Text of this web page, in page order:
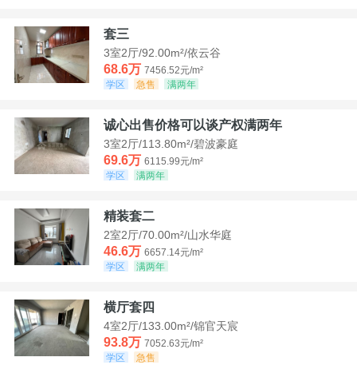
套三
3室2厅/92.00m²/依云谷
68.6万 7456.52元/m²
学区
急售 满两年
诚心出售价格可以谈产权满两年
3室2厅/113.80m²/碧波豪庭
69.6万 6115.99元/m²
学区
满两年
精装套二
2室2厅/70.00m²/山水华庭
46.6万 6657.14元/m²
学区
满两年
横厅套四
4室2厅/133.00m²/锦官天宸
93.8万 7052.63元/m²
学区
急售